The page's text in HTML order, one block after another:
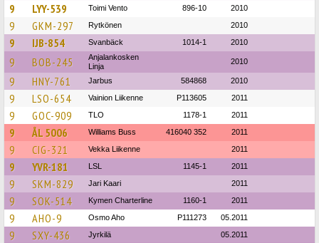
9 LYY-539 Toimi Vento 896-10 2010
9 GKM-297 Rytkönen 2010
9 IJB-854 Svanbäck 1014-1 2010
9 BOB-245
Anjalankosken
Linja
2010
9 HNY-761 Jarbus 584868 2010
9 LSO-654 Vainion Liikenne P113605 2011
9 GOC-909 TLO 1178-1 2011
9 ÅL 5006 Williams Buss 416040 352 2011
9 CIG-321 Vekka Liikenne 2011
9 YVR-181 LSL 1145-1 2011
9 SKM-829 Jari Kaari 2011
9 SOK-514 Kymen Charterline 1160-1 2011
9 AHO-9 Osmo Aho P111273 05.2011
9 SXY-436 Jyrkilä 05.2011